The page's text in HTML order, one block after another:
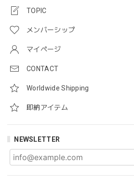
TOPIC
メンバーシップ
マイページ
CONTACT
Worldwide Shipping
即納アイテム
NEWSLETTER